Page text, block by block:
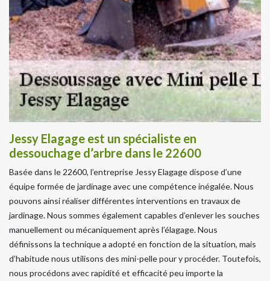
Jessy Elagage est un spécialiste en
dessouchage d’arbre dans le 22600
Basée dans le 22600, l’entreprise Jessy Elagage dispose d’une
équipe formée de jardinage avec une compétence inégalée. Nous
pouvons ainsi réaliser différentes interventions en travaux de
jardinage. Nous sommes également capables d’enlever les souches
manuellement ou mécaniquement après l’élagage. Nous
définissons la technique a adopté en fonction de la situation, mais
d’habitude nous utilisons des mini-pelle pour y procéder. Toutefois,
nous procédons avec rapidité et efficacité peu importe la